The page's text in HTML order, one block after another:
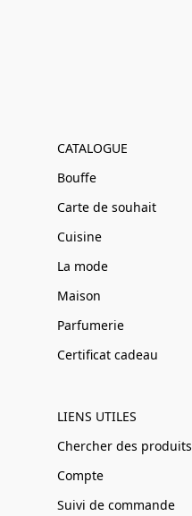
CATALOGUE
Bouffe
Carte de souhait
Cuisine
La mode
Maison
Parfumerie
Certificat cadeau
LIENS UTILES
Chercher des produits
Compte
Suivi de commande